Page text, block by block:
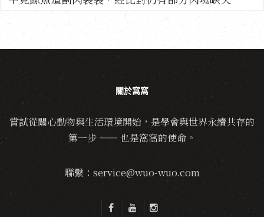
關於窩窩
嘗試從關心動物與生活環境開始，是學會與世界永續共存的
第一步 —— 也是窩窩的使命。
聯繫：service@wuo-wuo.com